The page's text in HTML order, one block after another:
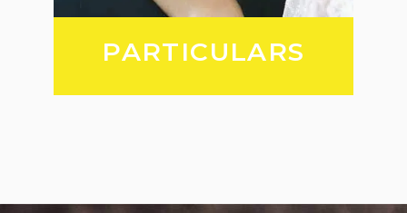
PARTICULARS